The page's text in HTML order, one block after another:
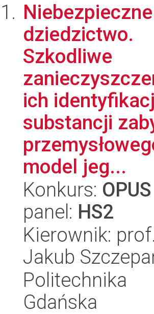
Niebezpieczne
dziedzictwo.
Szkodliwe
ich
substancji
model jeg...
Konkurs:
panel: HS2
Kierownik: prof.
Jakub
Politechnika
Gdańska